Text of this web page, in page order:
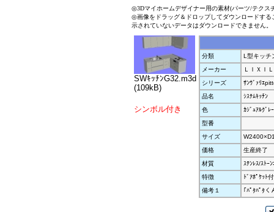
◎3Dマイホームデザイナー用の素材(パーツ/テクス
◎画像をドラッグ＆ドロップしてダウンロードす
示されていないデータはダウンロードできません。
SWｷｯﾁﾝG32.m3d
(109kB)
シンボル付き
分類
L型キッチ
メーカー
ＬＩＸＩＬ
シリーズ
ｻﾝｳﾞｧﾘｴ
品名
ｼｽﾃﾑｷｯﾁﾝ
色
ｶｼﾞｭｱﾙｸﾞﾚｰ
型番
サイズ
価格
生産終了
材質
ｽﾃﾝﾚｽ/ｽﾄｰ
特徴
ﾄﾞｱﾎﾟｹｯﾄ
備考１
｢ﾊﾟﾀﾊﾟﾀ